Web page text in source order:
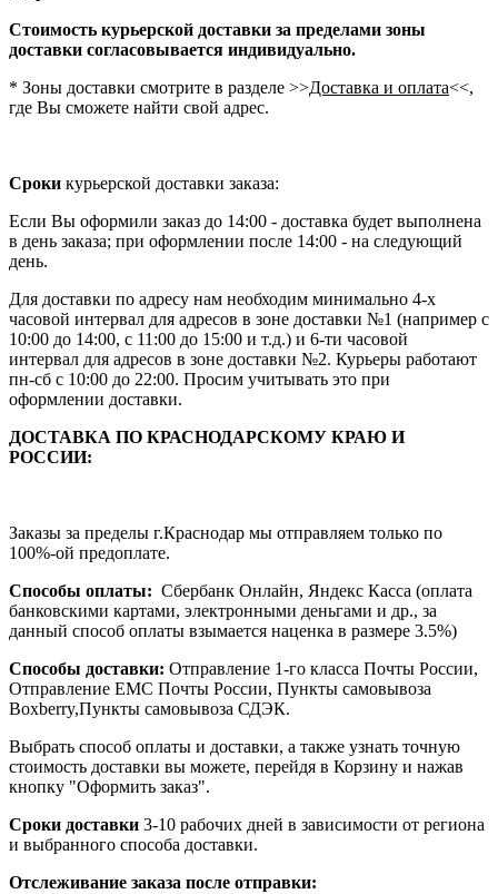
Стоимость курьерской доставки за пределами зоны
доставки согласовывается индивидуально.
* Зоны доставки смотрите в разделе >>Доставка и оплата<<,
где Вы сможете найти свой адрес.
Сроки курьерской доставки заказа:
Если Вы оформили заказ до 14:00 - доставка будет выполнена
в день заказа; при оформлении после 14:00 - на следующий
день.
Для доставки по адресу нам необходим минимально 4-х
часовой интервал для адресов в зоне доставки №1 (например с
10:00 до 14:00, с 11:00 до 15:00 и т.д.) и 6-ти часовой
интервал для адресов в зоне доставки №2. Курьеры работают
пн-сб с 10:00 до 22:00. Просим учитывать это при
оформлении доставки.
ДОСТАВКА ПО КРАСНОДАРСКОМУ КРАЮ И
РОССИИ:
Заказы за пределы г.Краснодар мы отправляем только по
100%-ой предоплате.
Способы оплаты: Сбербанк Онлайн, Яндекс Касса (оплата
банковскими картами, электронными деньгами и др., за
данный способ оплаты взымается наценка в размере 3.5%)
Способы доставки: Отправление 1-го класса Почты России,
Отправление ЕМС Почты России, Пункты самовывоза
Boxberry,Пункты самовывоза СДЭК.
Выбрать способ оплаты и доставки, а также узнать точную
стоимость доставки вы можете, перейдя в Корзину и нажав
кнопку "Оформить заказ".
Сроки доставки 3-10 рабочих дней в зависимости от региона
и выбранного способа доставки.
Отслеживание заказа после отправки: